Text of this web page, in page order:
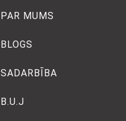
PAR MUMS
BLOGS
SADARBĪBA
B.U.J